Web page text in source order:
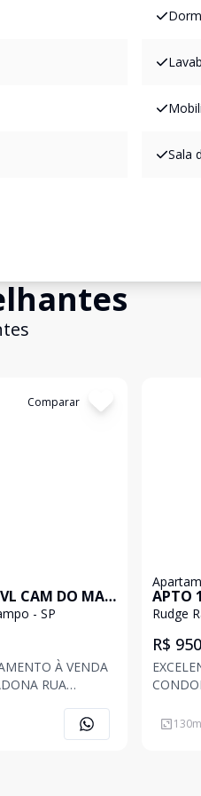
Sala
Comparar
CAM DO MAR
- SP
À VENDA
RUA
DO CAMPO.
IMÓVEL DISPÕE
APTO
Rudge
R$
DO130